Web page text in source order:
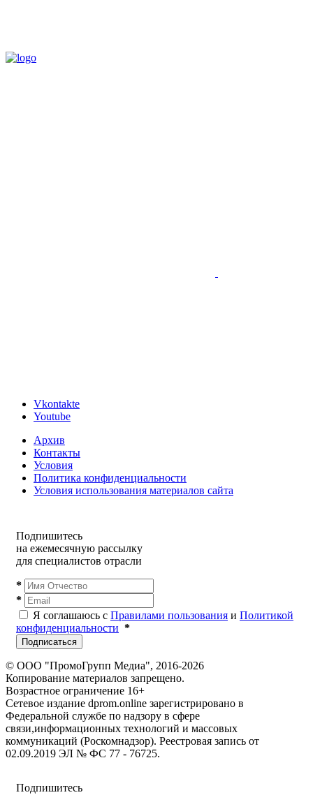
Vkontakte
Youtube
Архив
Контакты
Условия
Политика конфиденциальности
Условия использования материалов сайта
Подпишитесь
на ежемесячную рассылку
для специалистов отрасли
*
*
Я соглашаюсь с Правилами пользования и Политикой
конфиденциальности *
Подписаться
© ООО "ПромоГрупп Медиа", 2016-2026
Копирование материалов запрещено.
Возрастное ограничение 16+
Сетевое издание dprom.online зарегистрировано в
Федеральной службе по надзору в сфере
связи,информационных технологий и массовых
коммуникаций (Роскомнадзор). Реестровая запись от
02.09.2019 ЭЛ № ФС 77 - 76725.
Подпишитесь